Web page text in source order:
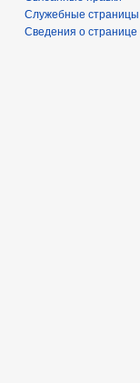
Служебные страницы
Сведения о странице